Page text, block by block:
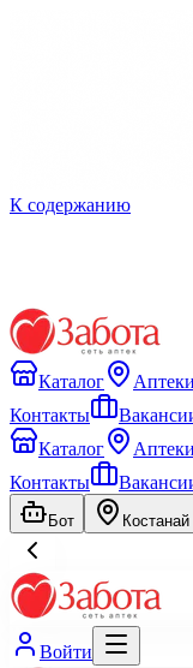
К содержанию
Каталог Аптеки
Контакты
Каталог
Аптеки
Контакты
Бот Костанай
Войти